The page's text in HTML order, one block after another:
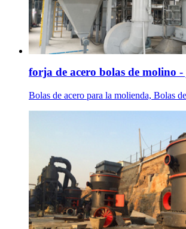
forja de acero bolas de molino
Bolas de acero para la molienda, Bolas